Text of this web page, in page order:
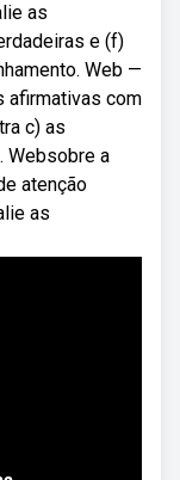
as
e (f)
Web —
afirmativas com
c) as
Websobre a
atenção
as